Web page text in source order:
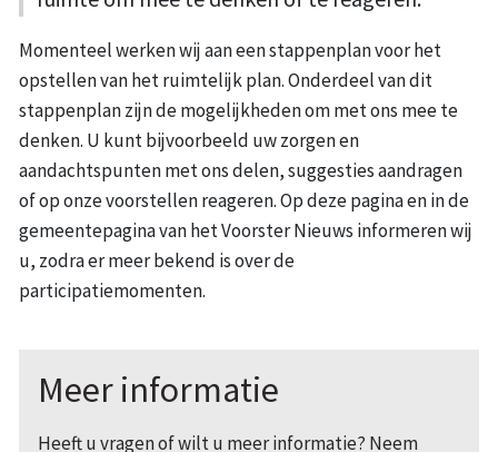
Momenteel werken wij aan een stappenplan voor het
opstellen van het ruimtelijk plan. Onderdeel van dit
stappenplan zijn de mogelijkheden om met ons mee te
denken. U kunt bijvoorbeeld uw zorgen en
aandachtspunten met ons delen, suggesties aandragen
of op onze voorstellen reageren. Op deze pagina en in de
gemeentepagina van het Voorster Nieuws informeren wij
u, zodra er meer bekend is over de
participatiemomenten.
Meer informatie
Heeft u vragen of wilt u meer informatie? Neem